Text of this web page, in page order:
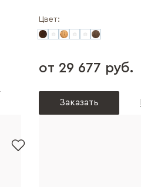
Цвет:
от 29 677 руб.
Заказать